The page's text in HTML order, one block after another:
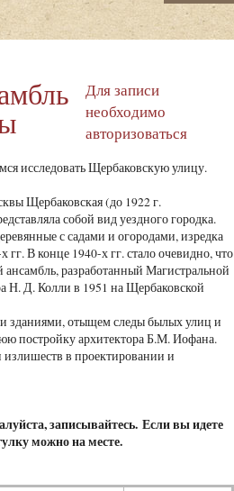
Для записи
необходимо
авторизоваться
исследовать Щербаковскую улицу.
Щербаковская (до 1922 г.
собой вид уездного городка.
с садами и огородами, изредка
В конце 1940-х гг. стало очевидно, что
разработанный Магистральной
Н. Д. Колли в 1951 на Щербаковской
зданиями, отыщем следы былых улиц и
постройку архитектора Б.М. Иофана.
излишеств в проектировании и
записывайтесь. Если вы идете
можно на месте.